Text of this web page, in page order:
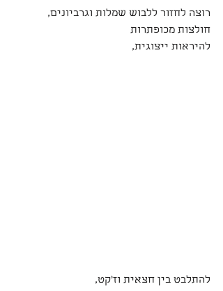
רוצה לחזור ללבוש שמלות וגרביונים,
חולצות מכופתרות
להיראות ייצוגית,
להתלבט בין חצאית וז׳קט,